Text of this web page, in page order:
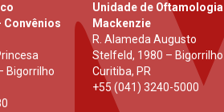
Convênios
Bigorrilho
Unidade de Oftamologia
Mackenzie
R. Alameda Augusto
Stelfeld, 1980 – Bigorrilho
Curitiba, PR
+55 (041) 3240-5000